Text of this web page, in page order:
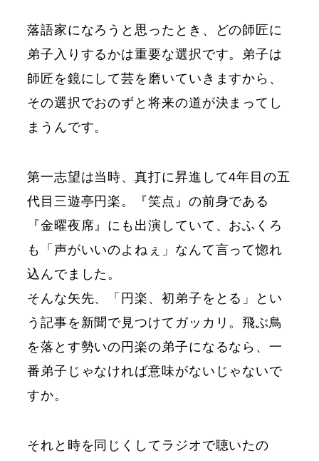
落語家になろうと思ったとき、どの師匠に
弟子入りするかは重要な選択です。弟子は
師匠を鏡にして芸を磨いていきますから、
その選択でおのずと将来の道が決まってし
まうんです。
第一志望は当時、真打に昇進して4年目の五
代目三遊亭円楽。『笑点』の前身である
『金曜夜席』にも出演していて、おふくろ
も「声がいいのよねぇ」なんて言って惚れ
込んでました。
そんな矢先、「円楽、初弟子をとる」とい
う記事を新聞で見つけてガッカリ。飛ぶ鳥
を落とす勢いの円楽の弟子になるなら、一
番弟子じゃなければ意味がないじゃないで
すか。
それと時を同じくしてラジオで聴いたの